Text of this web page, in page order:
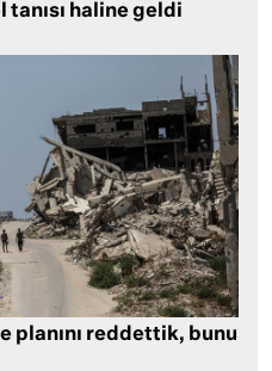
haline geldi
planını reddettik, bunu